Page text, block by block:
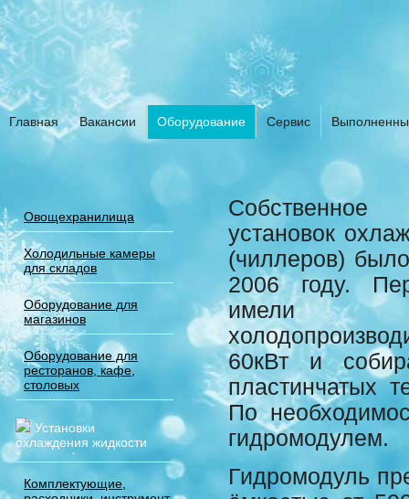
Главная Вакансии Оборудование Сервис
Овощехранилища
Холодильные камеры
для складов
Оборудование для
магазинов
Оборудование для
ресторанов, кафе,
столовых
Установки
охлаждения жидкости
(чиллеры)
Комплектующие,
Собственное
установок
(чиллеров)
2006 году.
имели
60кВт и
пластинчатых
По
гидромодулем.
Гидромодуль